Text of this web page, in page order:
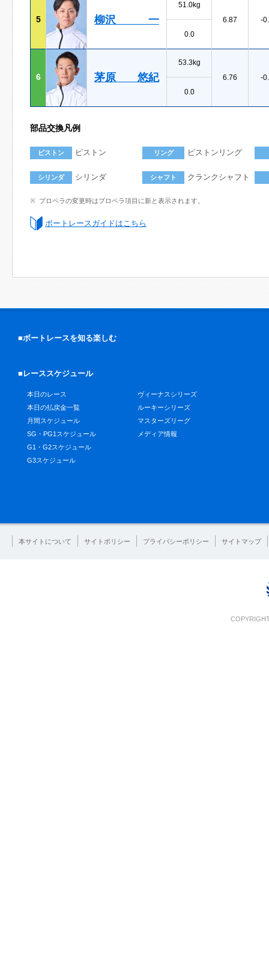
5 柳沢 一
51.0kg
6.87
-
0.0
6 茅原 悠紀
53.3kg
6.76
-
0.0
部品交換凡例
ピストン ピストン リング ピストンリング
シリンダ シリンダ シャフト クランクシャフト
プロペラの変更時はプロペラ項目に新と表示されます。
ボートレースガイドはこちら
■ボートレースを知る楽しむ
■レーススケジュール
本日のレース
本日の払戻金一覧
月間スケジュール
SG・PG1スケジュール
G1・G2スケジュール
G3スケジュール
ヴィーナスシリーズ
ルーキーシリーズ
マスターズリーグ
メディア情報
本サイトについて サイトポリシー プライバシーポリシー サイトマップ